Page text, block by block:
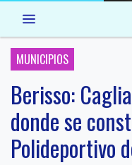
MUNICIPIOS
Berisso:
donde se
Polideportivo